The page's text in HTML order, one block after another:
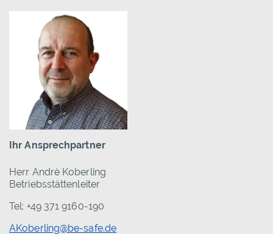
Ihr Ansprechpartner
Herr Andrè Koberling
Betriebsstättenleiter
Tel: +49 371 9160-190
AKoberling@be-safe.de